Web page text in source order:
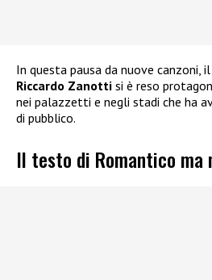
In questa pausa da nuove canzoni,
Riccardo Zanotti si è reso
nei palazzetti e negli stadi che ha
di pubblico.
Il testo di Romantico ma